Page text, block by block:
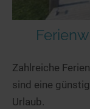
Zahlreiche
sind eine
Urlaub.